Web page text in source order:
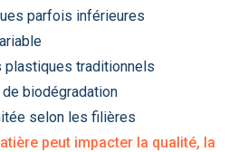
parfois inférieures
plastiques traditionnels
biodégradation
selon les filières
peut impacter la qualité, la